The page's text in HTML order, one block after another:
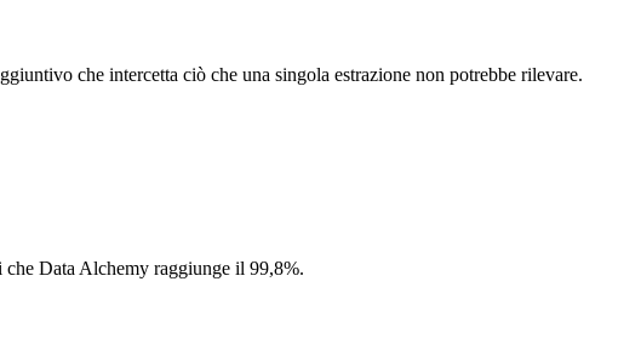
che intercetta ciò che una singola estrazione non potrebbe rilevare.
Data Alchemy raggiunge il 99,8%.